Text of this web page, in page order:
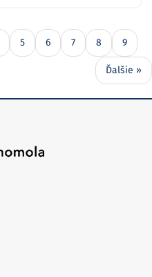
5 6 7 8 9
Ďalšie »